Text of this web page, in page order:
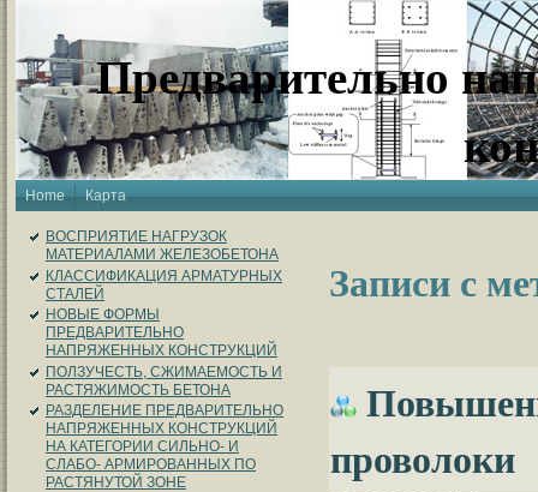
Предварительно
Home Карта
ВОСПРИЯТИЕ НАГРУЗОК
МАТЕРИАЛАМИ ЖЕЛЕЗОБЕТОНА
КЛАССИФИКАЦИЯ АРМАТУРНЫХ
СТАЛЕЙ
НОВЫЕ ФОРМЫ
ПРЕДВАРИТЕЛЬНО
НАПРЯЖЕННЫХ КОНСТРУКЦИЙ
ПОЛЗУЧЕСТЬ, СЖИМАЕМОСТЬ И
РАСТЯЖИМОСТЬ БЕТОНА
РАЗДЕЛЕНИЕ ПРЕДВАРИТЕЛЬНО
НАПРЯЖЕННЫХ КОНСТРУКЦИЙ
НА КАТЕГОРИИ СИЛЬНО- И
СЛАБО- АРМИРОВАННЫХ ПО
РАСТЯНУТОЙ ЗОНЕ
Записи с
проволоки